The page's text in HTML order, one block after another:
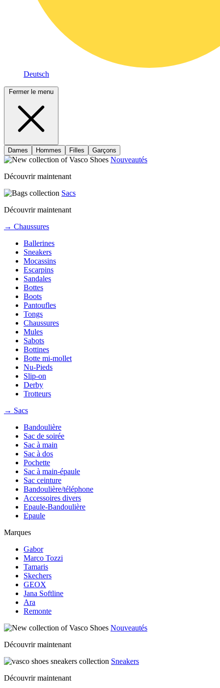
Deutsch
Fermer le menu
Dames Hommes Filles Garçons
Nouveautés
Découvrir maintenant
Sacs
Découvrir maintenant
→ Chaussures
Ballerines
Sneakers
Mocassins
Escarpins
Sandales
Bottes
Boots
Pantoufles
Tongs
Chaussures
Mules
Sabots
Bottines
Botte mi-mollet
Nu-Pieds
Slip-on
Derby
Trotteurs
→ Sacs
Bandoulière
Sac de soirée
Sac à main
Sac à dos
Pochette
Sac à main-épaule
Sac ceinture
Bandoulière/téléphone
Accessoires divers
Epaule-Bandoulière
Epaule
Marques
Gabor
Marco Tozzi
Tamaris
Skechers
GEOX
Jana Softline
Ara
Remonte
Nouveautés
Découvrir maintenant
Sneakers
Découvrir maintenant